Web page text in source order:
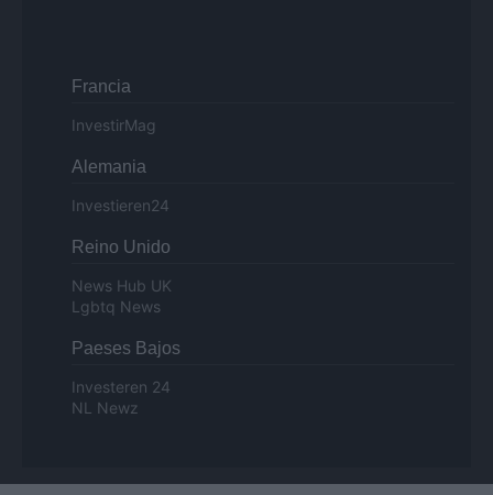
Francia
InvestirMag
Alemania
Investieren24
Reino Unido
News Hub UK
Lgbtq News
Paeses Bajos
Investeren 24
NL Newz